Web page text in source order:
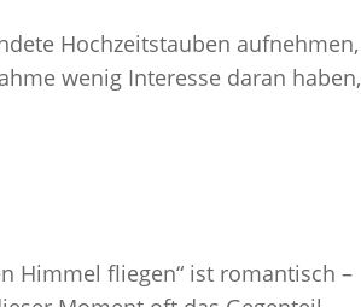
Hochzeitstauben aufnehmen,
wenig Interesse daran haben,
Himmel fliegen“ ist romantisch –